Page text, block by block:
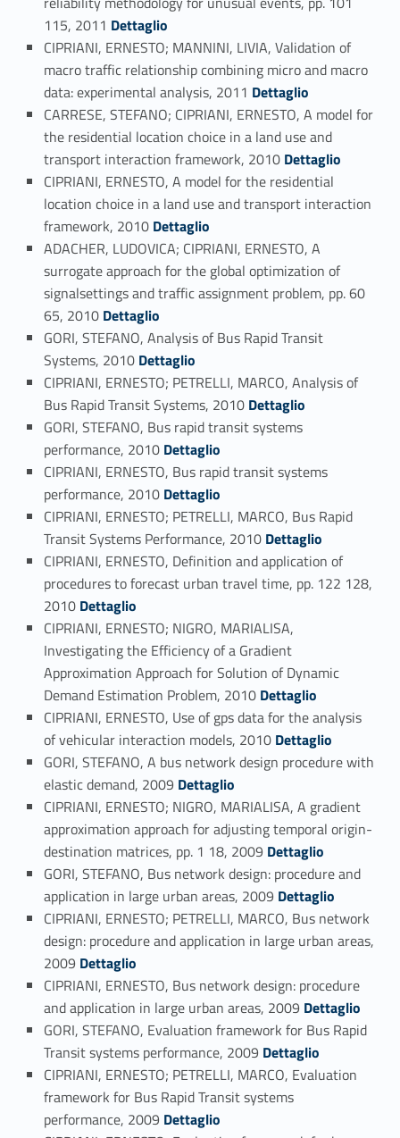
115, 2011 Link identifier #identifier_person_70308-71
Dettaglio
CIPRIANI, ERNESTO; MANNINI, LIVIA, Validation of
macro traffic relationship combining micro and macro
data: experimental analysis, 2011 Link identifier #identifier_person_39030-72
Dettaglio
CARRESE, STEFANO; CIPRIANI, ERNESTO, A model for
the residential location choice in a land use and
transport interaction framework, 2010 Link identifier #identifier_person_153014-73
Dettaglio
CIPRIANI, ERNESTO, A model for the residential
location choice in a land use and transport interaction
framework, 2010 Link identifier #identifier_person_92243-74
Dettaglio
ADACHER, LUDOVICA; CIPRIANI, ERNESTO, A
surrogate approach for the global optimization of
signalsettings and traffic assignment problem, pp. 60
65, 2010 Link identifier #identifier_person_45315-75
Dettaglio
GORI, STEFANO, Analysis of Bus Rapid Transit
Systems, 2010 Link identifier #identifier_person_146441-76
Dettaglio
CIPRIANI, ERNESTO; PETRELLI, MARCO, Analysis of
Bus Rapid Transit Systems, 2010 Link identifier #identifier_person_14632-77
Dettaglio
GORI, STEFANO, Bus rapid transit systems
performance, 2010 Link identifier #identifier_person_90050-78
Dettaglio
CIPRIANI, ERNESTO, Bus rapid transit systems
performance, 2010 Link identifier #identifier_person_3886-79
Dettaglio
CIPRIANI, ERNESTO; PETRELLI, MARCO, Bus Rapid
Transit Systems Performance, 2010 Link identifier #identifier_person_5994-80
Dettaglio
CIPRIANI, ERNESTO, Definition and application of
procedures to forecast urban travel time, pp. 122 128,
2010 Link identifier #identifier_person_139677-81
Dettaglio
CIPRIANI, ERNESTO; NIGRO, MARIALISA,
Investigating the Efficiency of a Gradient
Approximation Approach for Solution of Dynamic
Demand Estimation Problem, 2010 Link identifier #identifier_person_122602-82
Dettaglio
CIPRIANI, ERNESTO, Use of gps data for the analysis
of vehicular interaction models, 2010 Link identifier #identifier_person_87295-83
Dettaglio
GORI, STEFANO, A bus network design procedure with
elastic demand, 2009 Link identifier #identifier_person_1337-84
Dettaglio
CIPRIANI, ERNESTO; NIGRO, MARIALISA, A gradient
approximation approach for adjusting temporal origin-
destination matrices, pp. 1 18, 2009 Link identifier #identifier_person_115166-85
Dettaglio
GORI, STEFANO, Bus network design: procedure and
application in large urban areas, 2009 Link identifier #identifier_person_72216-86
Dettaglio
CIPRIANI, ERNESTO; PETRELLI, MARCO, Bus network
design: procedure and application in large urban areas,
2009 Link identifier #identifier_person_197885-87
Dettaglio
CIPRIANI, ERNESTO, Bus network design: procedure
and application in large urban areas, 2009 Link identifier #identifier_person_171620-88
Dettaglio
GORI, STEFANO, Evaluation framework for Bus Rapid
Transit systems performance, 2009 Link identifier #identifier_person_50533-89
Dettaglio
CIPRIANI, ERNESTO; PETRELLI, MARCO, Evaluation
framework for Bus Rapid Transit systems
performance, 2009 Link identifier #identifier_person_132532-90
Dettaglio